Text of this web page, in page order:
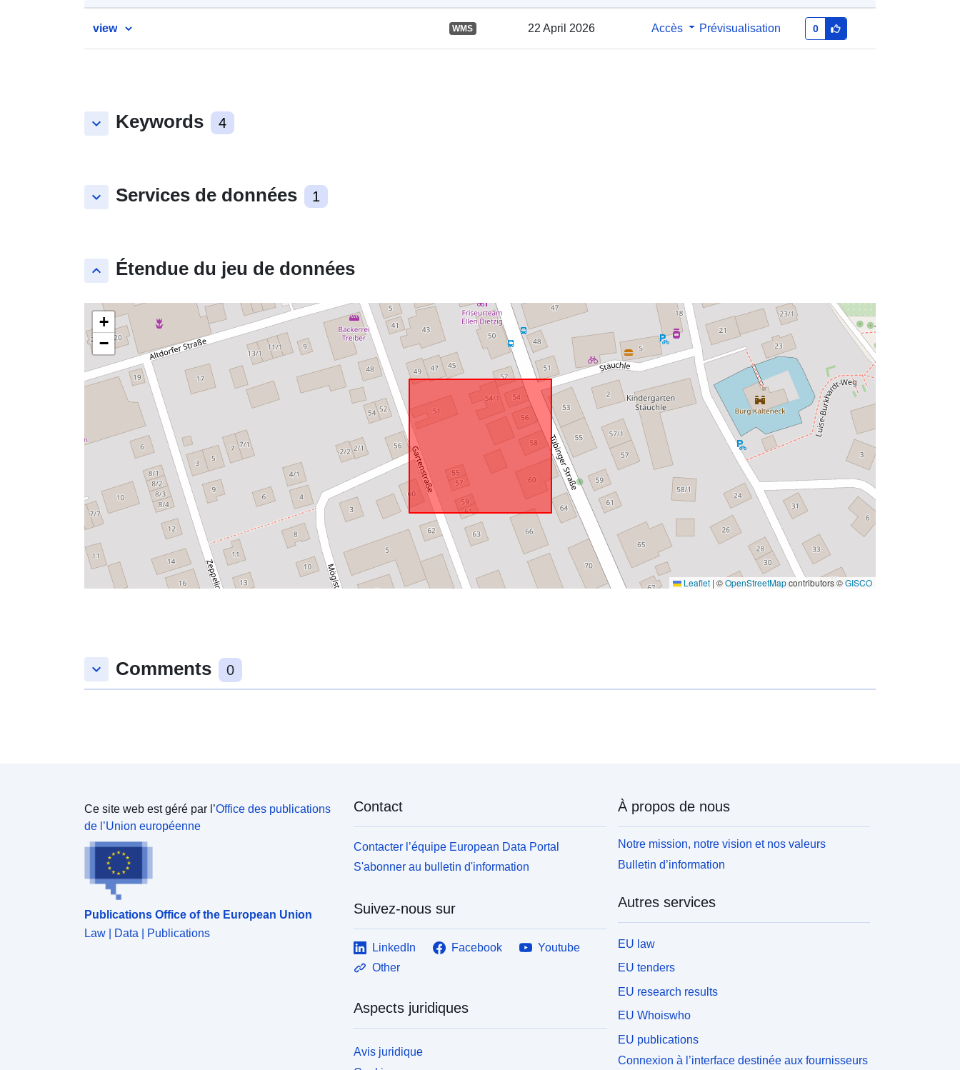
view WMS 22 April 2026 Accès Prévisualisation 0
keyboard_arrow_down Keywords 4
keyboard_arrow_down Services de données 1
keyboard_arrow_up Étendue du jeu de données
+
−
Leaflet | ©OpenStreetMapcontributors ©GISCO
spatial: Coordonnées: [ [ 9.0110044,
48.6363825 ], [ 9.0120709,
keyboard_arrow_down Comments 0
Ce site web est géré par l’Office des publications
de l’Union européenne
Publications Office of the European Union
Law | Data | Publications
Contact
Contacter l’équipe European Data Portal
S'abonner au bulletin d'information
Suivez-nous sur
LinkedIn Facebook
Youtube
Other
Aspects juridiques
Avis juridique
À propos de nous
Notre mission, notre vision et nos valeurs
Bulletin d’information
Autres services
EU law
EU tenders
EU research results
EU Whoiswho
EU publications
Connexion à l’interface destinée aux fournisseurs